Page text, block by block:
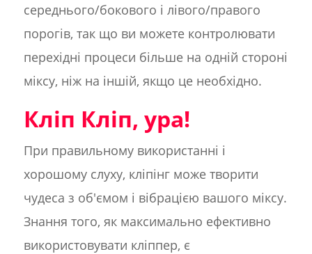
середнього/бокового і лівого/правого
порогів, так що ви можете контролювати
перехідні процеси більше на одній стороні
міксу, ніж на іншій, якщо це необхідно.
Кліп Кліп, ура!
При правильному використанні і
хорошому слуху, кліпінг може творити
чудеса з об'ємом і вібрацією вашого міксу.
Знання того, як максимально ефективно
використовувати кліппер, є